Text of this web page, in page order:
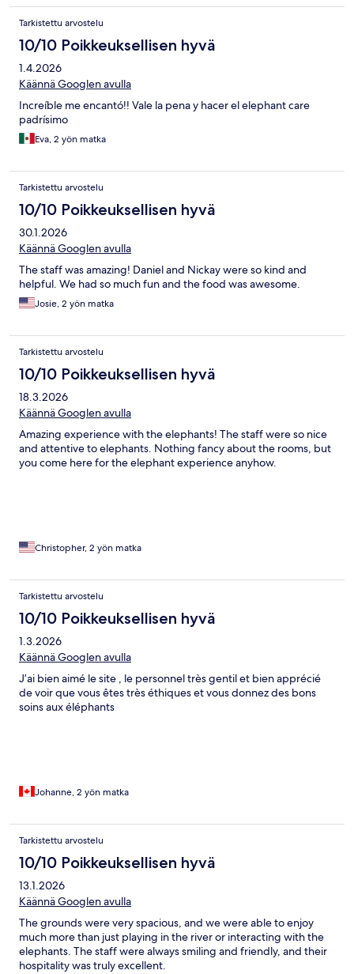
Tarkistettu arvostelu
10/10 Poikkeuksellisen hyvä
1.4.2026
Käännä Googlen avulla
Increíble me encantó!! Vale la pena y hacer el elephant care
padrísimo
Eva, 2 yön matka
Tarkistettu arvostelu
10/10 Poikkeuksellisen hyvä
30.1.2026
Käännä Googlen avulla
The staff was amazing! Daniel and Nickay were so kind and
helpful. We had so much fun and the food was awesome.
Josie, 2 yön matka
Tarkistettu arvostelu
10/10 Poikkeuksellisen hyvä
18.3.2026
Käännä Googlen avulla
Amazing experience with the elephants! The staff were so nice
and attentive to elephants. Nothing fancy about the rooms, but
you come here for the elephant experience anyhow.
Christopher, 2 yön matka
Tarkistettu arvostelu
10/10 Poikkeuksellisen hyvä
1.3.2026
Käännä Googlen avulla
J’ai bien aimé le site , le personnel très gentil et bien apprécié
de voir que vous êtes très éthiques et vous donnez des bons
soins aux éléphants
Johanne, 2 yön matka
Tarkistettu arvostelu
10/10 Poikkeuksellisen hyvä
13.1.2026
Käännä Googlen avulla
The grounds were very spacious, and we were able to enjoy
much more than just playing in the river or interacting with the
elephants. The staff were always smiling and friendly, and their
hospitality was truly excellent.